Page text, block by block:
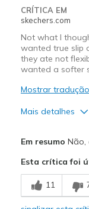
CRÍTICA EM
skechers.com
Not what I
wanted true slip
they ate not
wanted a softer
Mostrar tradução
Mais detalhes
Stylish
Contras
Em resumo Não,
Esta crítica foi
11